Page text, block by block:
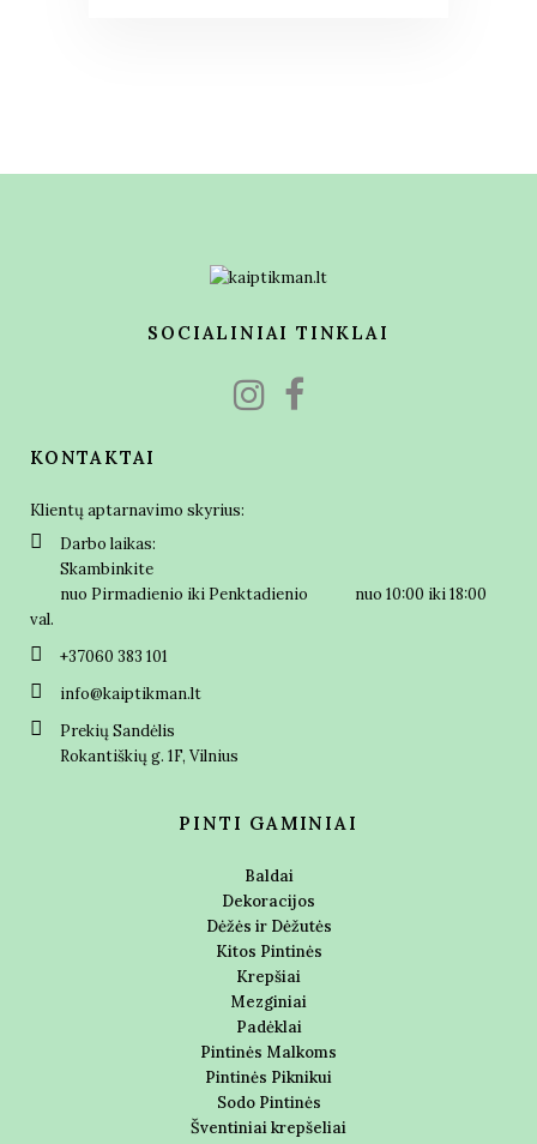
SOCIALINIAI TINKLAI
KONTAKTAI
Klientų aptarnavimo skyrius:
Darbo laikas:
Skambinkite
nuo Pirmadienio iki Penktadienio nuo 10:00 iki 18:00
val.
+37060 383 101
info@kaiptikman.lt
Prekių Sandėlis
Rokantiškių g. 1F, Vilnius
PINTI GAMINIAI
Baldai
Dekoracijos
Dėžės ir Dėžutės
Kitos Pintinės
Krepšiai
Mezginiai
Padėklai
Pintinės Malkoms
Pintinės Piknikui
Sodo Pintinės
Šventiniai krepšeliai